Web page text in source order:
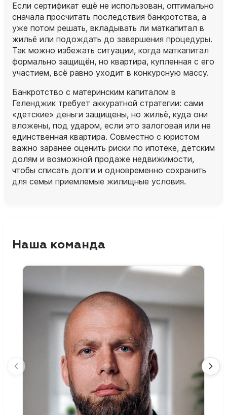
Если сертификат ещё не использован, оптимально
сначала просчитать последствия банкротства, а
уже потом решать, вкладывать ли маткапитал в
жильё или подождать до завершения процедуры.
Так можно избежать ситуации, когда маткапитал
формально защищён, но квартира, купленная с его
участием, всё равно уходит в конкурсную массу.
Банкротство с материнским капиталом в
Геленджик требует аккуратной стратегии: сами
«детские» деньги защищены, но жильё, куда они
вложены, под ударом, если это залоговая или не
единственная квартира. Совместно с юристом
важно заранее оценить риски по ипотеке, детским
долям и возможной продаже недвижимости,
чтобы списать долги и одновременно сохранить
для семьи приемлемые жилищные условия.
Наша команда